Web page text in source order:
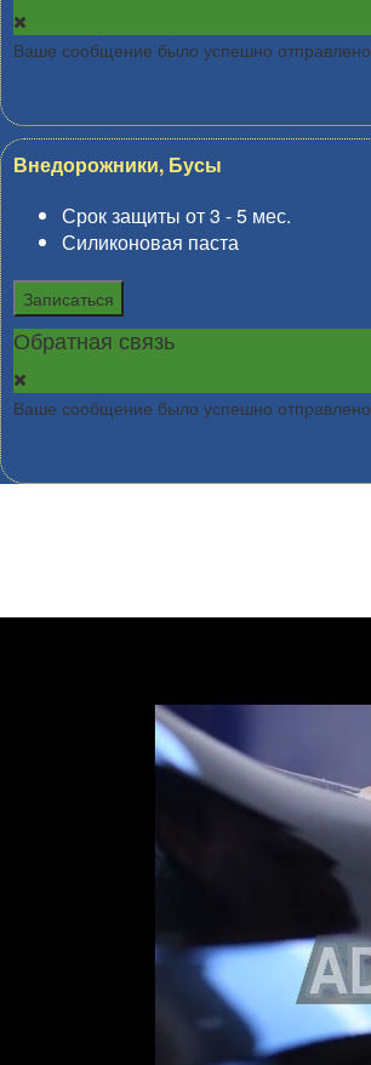
Ваше сообщение было успешно отправлено
Внедорожники, Бусы
Срок защиты от 3 - 5 мес.
Силиконовая паста
Записаться
Обратная связь
Ваше сообщение было успешно отправлено